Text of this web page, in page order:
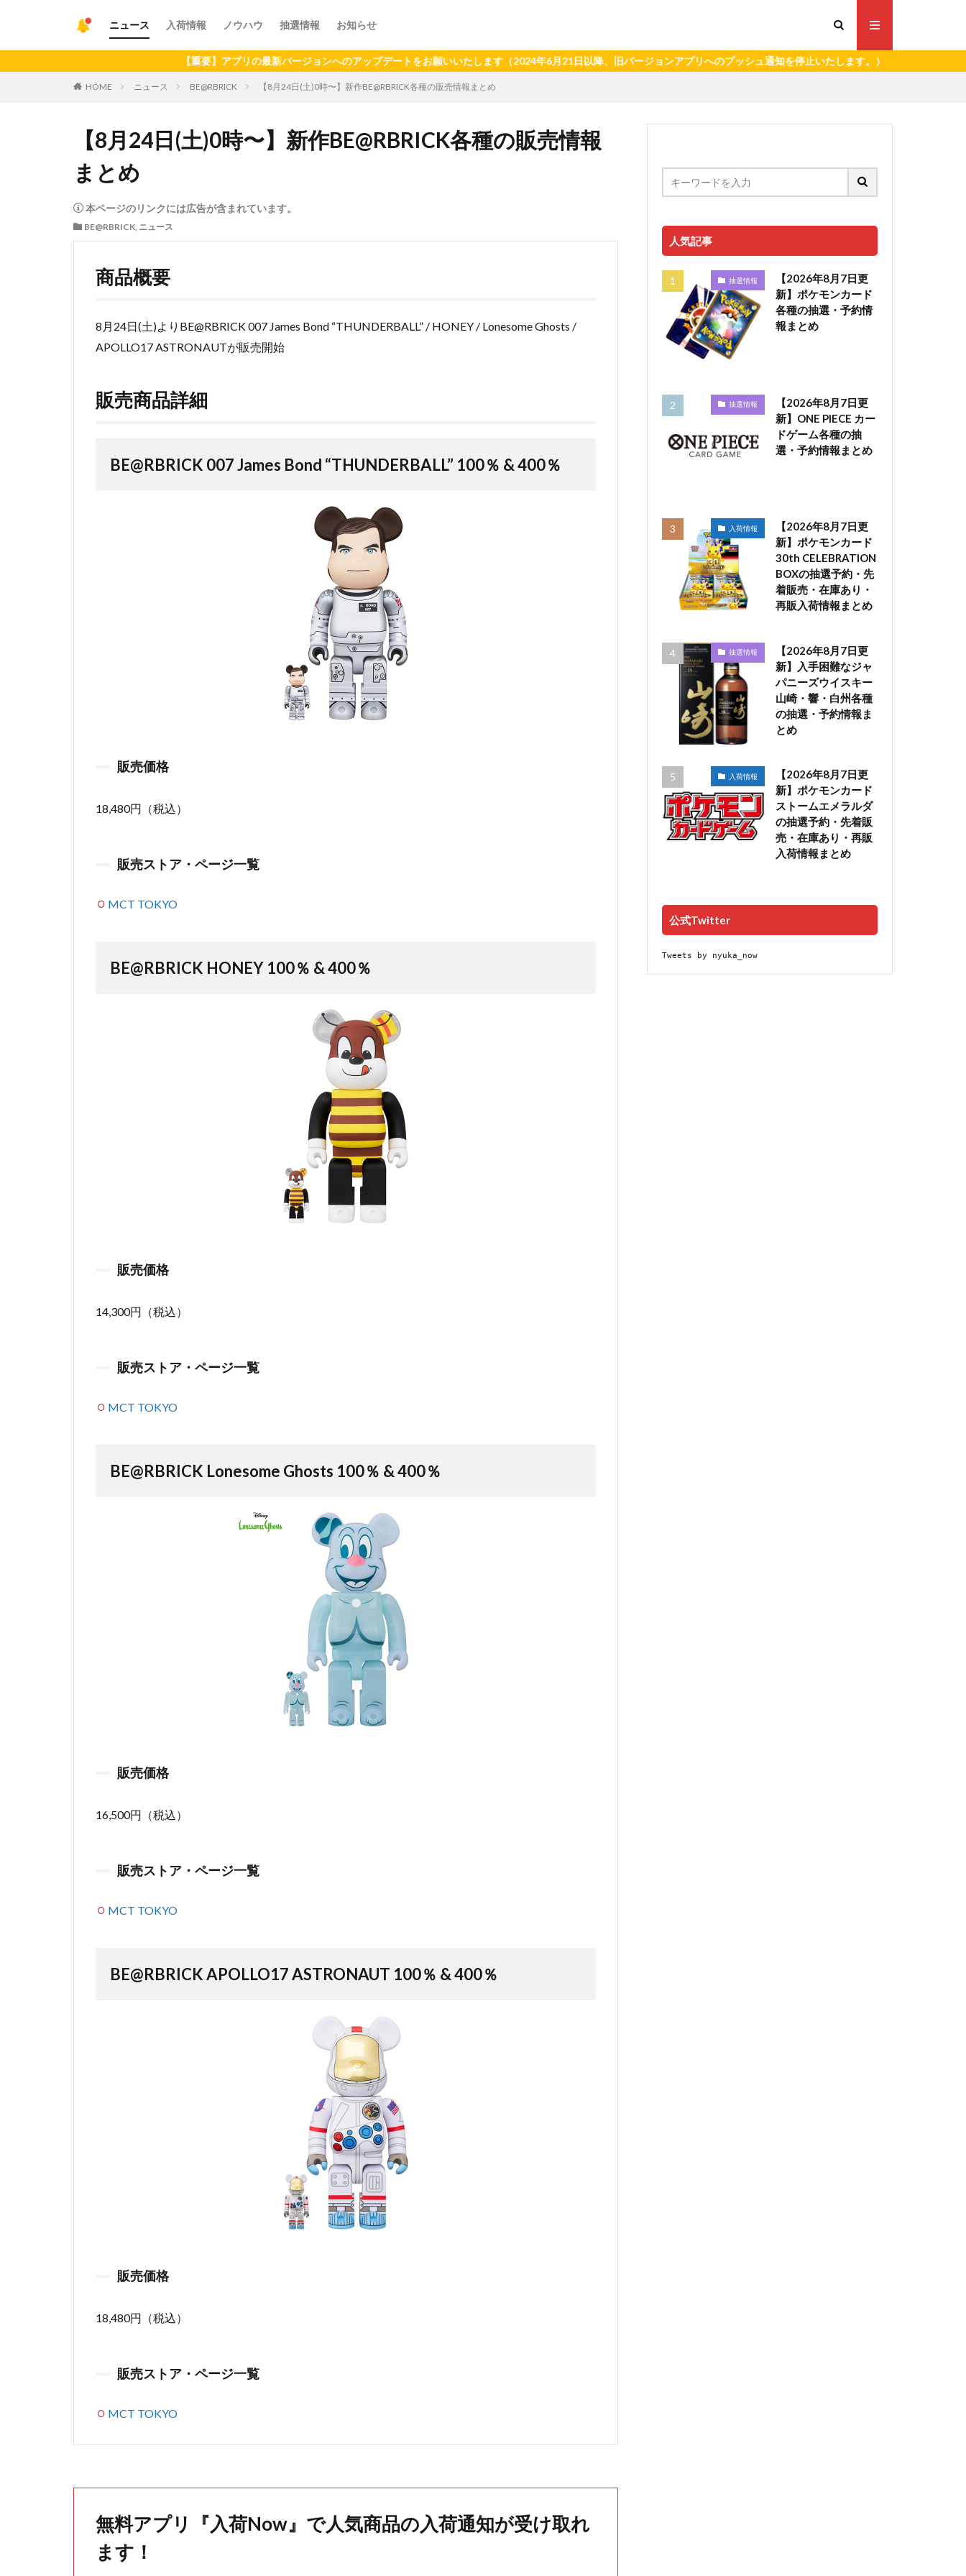
ニュース 入荷情報 ノウハウ 抽選情報 お知らせ
【重要】アプリの最新バージョンへのアップデートをお願いいたします（2024年6月21日以降、旧バージョンアプリへのプッシュ通知を停止いたします。）
HOME ニュース BE@RBRICK 【8月24日(土)0時〜】新作BE@RBRICK各種の販売情報まとめ
【8月24日(土)0時〜】新作BE@RBRICK各種の販売情報
まとめ
本ページのリンクには広告が含まれています。
BE@RBRICK, ニュース
商品概要
8月24日(土)よりBE@RBRICK 007 James Bond “THUNDERBALL” / HONEY / Lonesome Ghosts /
APOLLO17 ASTRONAUTが販売開始
販売商品詳細
BE@RBRICK 007 James Bond “THUNDERBALL” 100％ & 400％
販売価格
18,480円（税込）
販売ストア・ページ一覧
MCT TOKYO
BE@RBRICK HONEY 100％ & 400％
販売価格
14,300円（税込）
販売ストア・ページ一覧
MCT TOKYO
BE@RBRICK Lonesome Ghosts 100％ & 400％
販売価格
16,500円（税込）
販売ストア・ページ一覧
MCT TOKYO
BE@RBRICK APOLLO17 ASTRONAUT 100％ & 400％
販売価格
18,480円（税込）
販売ストア・ページ一覧
MCT TOKYO
無料アプリ『入荷Now』で人気商品の入荷通知が受け取れ
ます！
人気記事
抽選情報
【2026年8月7日更
新】ポケモンカード
各種の抽選・予約情
報まとめ
抽選情報
【2026年8月7日更
新】ONE PIECE カー
ドゲーム各種の抽
選・予約情報まとめ
入荷情報
【2026年8月7日更
新】ポケモンカード
30th CELEBRATION
BOXの抽選予約・先
着販売・在庫あり・
再販入荷情報まとめ
抽選情報
【2026年8月7日更
新】入手困難なジャ
パニーズウイスキー
山崎・響・白州各種
の抽選・予約情報ま
とめ
入荷情報
【2026年8月7日更
新】ポケモンカード
ストームエメラルダ
の抽選予約・先着販
売・在庫あり・再販
入荷情報まとめ
公式Twitter
Tweets by nyuka_now